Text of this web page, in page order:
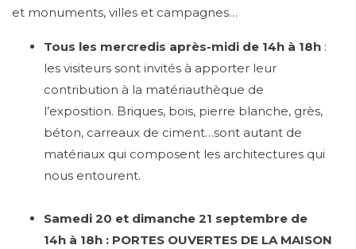
et monuments, villes et campagnes…
Tous les mercredis après-midi de 14h à 18h :
les visiteurs sont invités à apporter leur
contribution à la matériauthèque de
l’exposition. Briques, bois, pierre blanche, grès,
béton, carreaux de ciment…sont autant de
matériaux qui composent les architectures qui
nous entourent.
Samedi 20 et dimanche 21 septembre de
14h à 18h : PORTES OUVERTES DE LA MAISON